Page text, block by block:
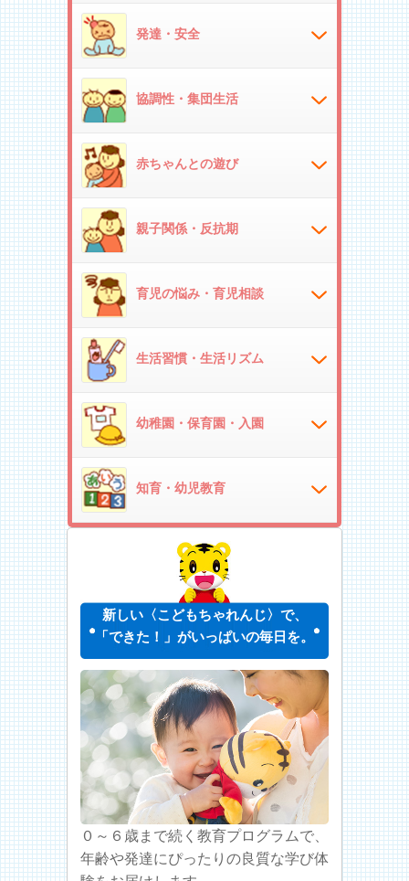
発達・安全
協調性・集団生活
赤ちゃんとの遊び
親子関係・反抗期
育児の悩み・育児相談
生活習慣・生活リズム
幼稚園・保育園・入園
知育・幼児教育
新しい〈こどもちゃれんじ〉で、
「できた！」がいっぱいの毎日を。
０～６歳まで続く教育プログラムで、
年齢や発達にぴったりの良質な学び体